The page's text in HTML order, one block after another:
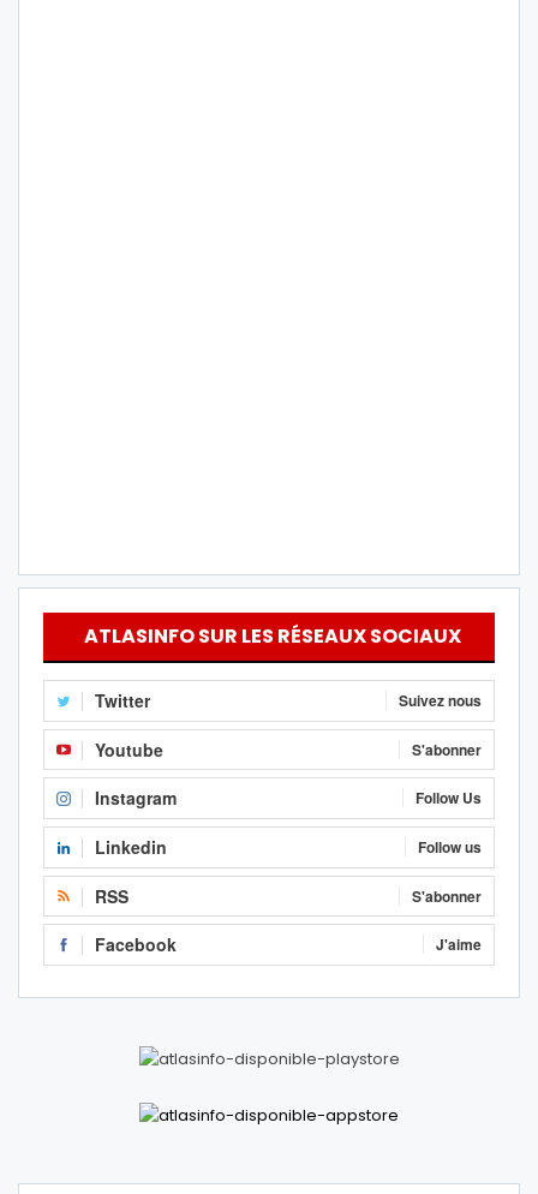
ATLASINFO SUR LES RÉSEAUX SOCIAUX
Twitter Suivez nous
Youtube S'abonner
Instagram Follow Us
Linkedin Follow us
RSS S'abonner
Facebook J'aime